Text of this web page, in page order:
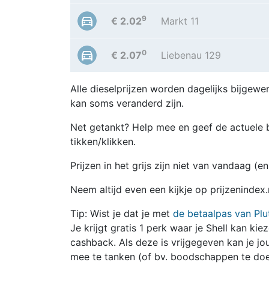
€ 2.029 Markt 11
€ 2.070 Liebenau 129
Alle dieselprijzen worden dagelijks
kan soms veranderd zijn.
Net getankt? Help mee en geef de
tikken/klikken.
Prijzen in het grijs zijn niet van vandaag
Neem altijd even een kijkje op
Tip: Wist je dat je met de betaalpas van
Je krijgt gratis 1 perk waar je Shell kan
cashback. Als deze is vrijgegeven kan je
mee te tanken (of bv. boodschappen te